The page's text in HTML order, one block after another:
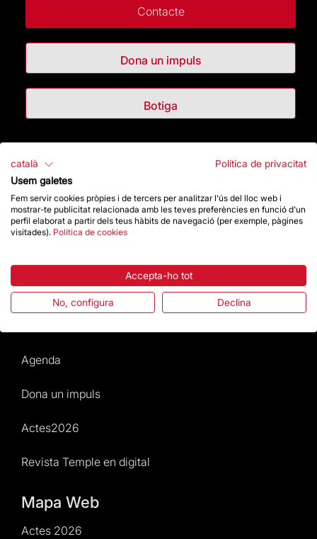
Contacte
Dona un impuls
Botiga
Destacats
La Fundació
Preguntes freqüents
Normativa i condicions de compra
Agenda
Dona un impuls
Actes2026
Revista Temple en digital
Mapa Web
Actes 2026
català
Política de privacitat
Usem galetes
Fem servir cookies pròpies i de tercers per analitzar l'ús del lloc web i
mostrar-te publicitat relacionada amb les teves preferències en funció d'un
perfil elaborat a partir dels teus hàbits de navegació (per exemple, pàgines
visitades). Política de cookies
Accepta-ho tot
No, configura Declina